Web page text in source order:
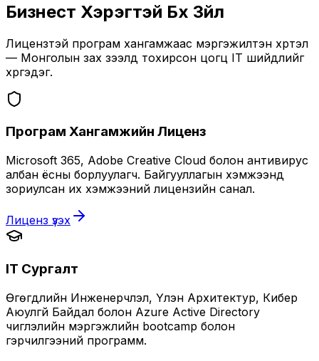
Бизнест Хэрэгтэй Бүх Зүйл
Лицензтэй програм хангамжаас мэргэжилтэн хүртэл
— Монголын зах зээлд тохирсон цогц IT шийдлийг
хүргэдэг.
Програм Хангамжийн Лиценз
Microsoft 365, Adobe Creative Cloud болон антивирус
албан ёсны борлуулагч. Байгууллагын хэмжээнд
зориулсан их хэмжээний лицензийн санал.
Лиценз үзэх
IT Сургалт
Өгөгдлийн Инженерчлэл, Үүлэн Архитектур, Кибер
Аюулгүй Байдал болон Azure Active Directory
чиглэлийн мэргэжлийн bootcamp болон
гэрчилгээний программ.